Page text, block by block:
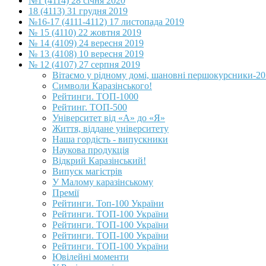
18 (4113) 31 грудня 2019
№16-17 (4111-4112) 17 листопада 2019
№ 15 (4110) 22 жовтня 2019
№ 14 (4109) 24 вересня 2019
№ 13 (4108) 10 вересня 2019
№ 12 (4107) 27 серпня 2019
Вітаємо у рідному домі, шановні першокурсники-
Символи Каразінського!
Рейтинги. ТОП-1000
Рейтинг. ТОП-500
Університет від «А» до «Я»
Життя, віддане університету
Наша гордість - випускники
Наукова продукція
Відкрий Каразінський!
Випуск магістрів
У Малому каразінському
Премії
Рейтинги. Топ-100 України
Рейтинги. ТОП-100 України
Рейтинги. ТОП-100 України
Рейтинги. ТОП-100 України
Рейтинги. ТОП-100 України
Ювілейні моменти